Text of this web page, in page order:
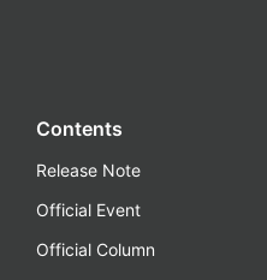
Contents
Release Note
Official Event
Official Column